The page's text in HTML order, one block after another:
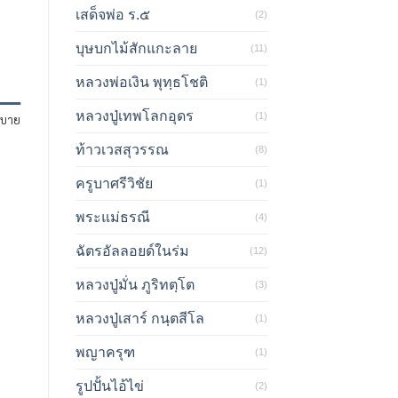
าย
เสด็จพ่อ ร.๕ (2)
บุษบกไม้สักแกะลาย (11)
หลวงพ่อเงิน พุทฺธโชติ (1)
หลวงปู่เทพโลกอุดร (1)
ท้าวเวสสุวรรณ (8)
ครูบาศรีวิชัย (1)
พระแม่ธรณี (4)
ฉัตรอัลลอยด์ในร่ม (12)
หลวงปู่มั่น ภูริทตฺโต (3)
หลวงปู่เสาร์ กนฺตสีโล (1)
พญาครุฑ (1)
รูปปั้นไอ้ไข่ (2)